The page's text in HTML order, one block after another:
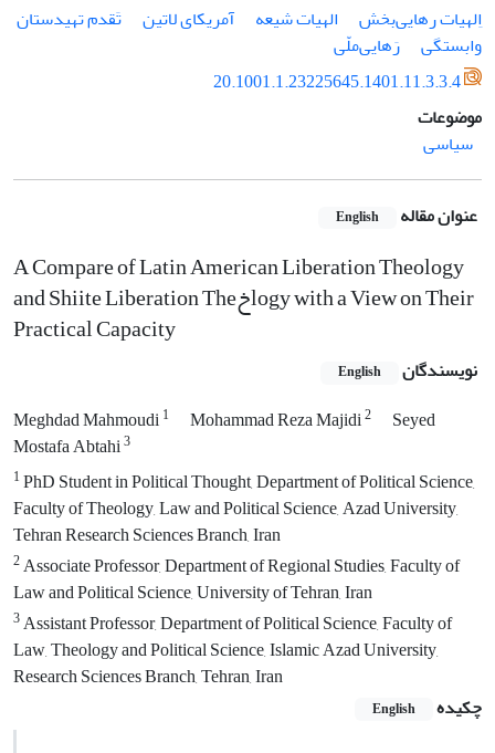
اِلهیات رهایی‌بخش
الهیات شیعه آمریکای لاتین
تَقدم تهیدستان
وابستگی
رَهایی‌ملّی
20.1001.1.23225645.1401.11.3.3.4
موضوعات
سیاسی
عنوان مقاله English
A Compare of Latin American Liberation Theology
and Shiite Liberation Theخlogy with a View on Their
Practical Capacity
نویسندگان English
Meghdad Mahmoudi1 Mohammad Reza Majidi2
Seyed
Mostafa Abtahi3
1PhD Student in Political Thought, Department of Political Science,
Faculty of Theology, Law and Political Science, Azad University,
Tehran Research Sciences Branch, Iran
2Associate Professor, Department of Regional Studies, Faculty of
Law and Political Science, University of Tehran, Iran
3Assistant Professor, Department of Political Science, Faculty of
Law, Theology and Political Science, Islamic Azad University,
Research Sciences Branch, Tehran, Iran
چکیده
English